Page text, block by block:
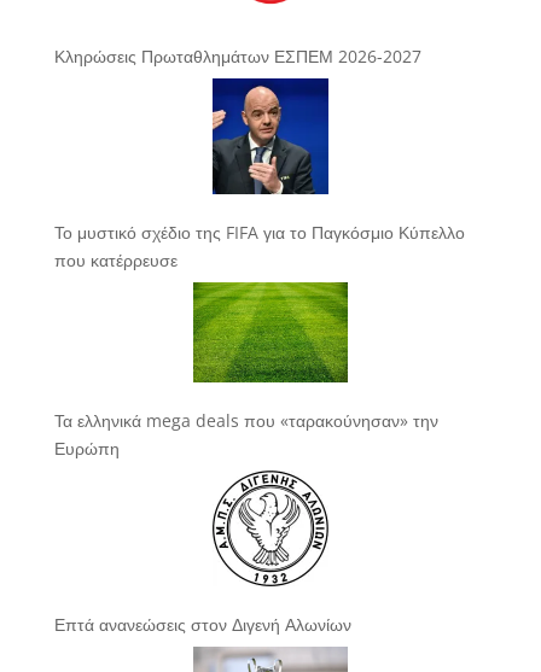
Κληρώσεις Πρωταθλημάτων ΕΣΠΕΜ 2026-2027
Το μυστικό σχέδιο της FIFA για το Παγκόσμιο Κύπελλο
που κατέρρευσε
Τα ελληνικά mega deals που «ταρακούνησαν» την
Ευρώπη
Επτά ανανεώσεις στον Διγενή Αλωνίων